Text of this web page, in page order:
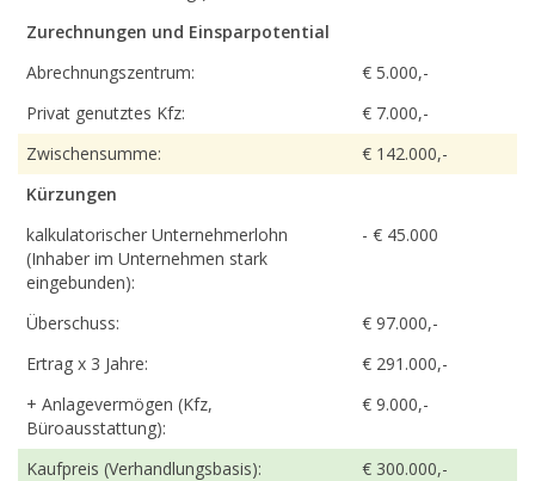
Zurechnungen und Einsparpotential
Abrechnungszentrum:
€ 5.000,-
Privat genutztes Kfz:
€ 7.000,-
Zwischensumme:
€ 142.000,-
Kürzungen
kalkulatorischer Unternehmerlohn
(Inhaber im Unternehmen stark
eingebunden):
- € 45.000
Überschuss:
€ 97.000,-
Ertrag x 3 Jahre:
€ 291.000,-
+ Anlagevermögen (Kfz,
Büroausstattung):
€ 9.000,-
Kaufpreis (Verhandlungsbasis):
€ 300.000,-